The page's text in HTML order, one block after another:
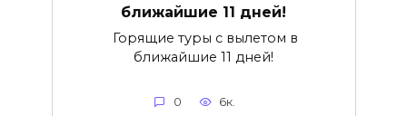
ближайшие 11 дней!
Горящие туры с вылетом в
ближайшие 11 дней!
0 6к.